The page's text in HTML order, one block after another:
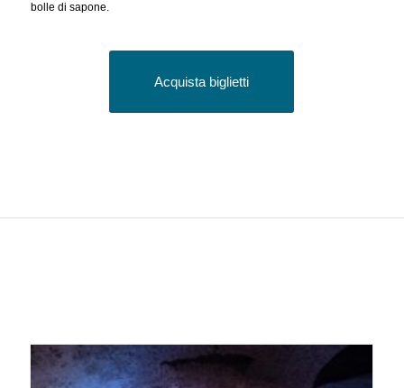
bolle di sapone.
Acquista biglietti